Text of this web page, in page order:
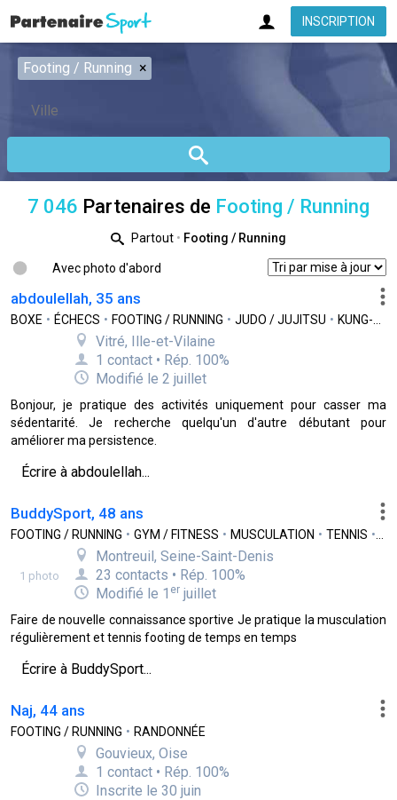
INSCRIPTION
Footing / Running ×
7 046 Partenaires de Footing / Running
Partout • Footing / Running
Avec photo d'abord
abdoulellah, 35 ans
BOXE • ÉCHECS • FOOTING / RUNNING • JUDO / JUJITSU • KUNG-FU
Vitré, Ille-et-Vilaine
1 contact • Rép. 100%
Modifié le 2 juillet
Bonjour, je pratique des activités uniquement pour casser ma
sédentarité. Je recherche quelqu'un d'autre débutant pour
améliorer ma persistence.
Écrire à abdoulellah...
BuddySport, 48 ans
FOOTING / RUNNING • GYM / FITNESS • MUSCULATION • TENNIS •
1 photo
Montreuil, Seine-Saint-Denis
23 contacts • Rép. 100%
Modifié le 1 er juillet
Faire de nouvelle connaissance sportive Je pratique la musculation
régulièrement et tennis footing de temps en temps
Écrire à BuddySport...
Naj, 44 ans
FOOTING / RUNNING • RANDONNÉE
Gouvieux, Oise
1 contact • Rép. 100%
Inscrite le 30 juin